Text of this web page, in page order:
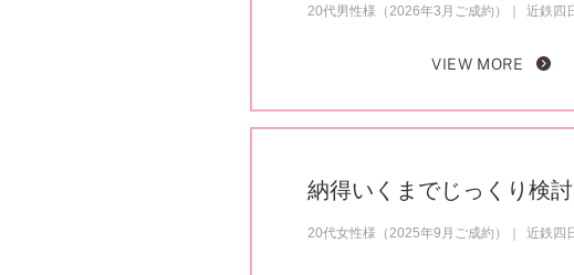
20代男性様（2026年3月ご成約） 近鉄四
VIEW MORE
納得いくまでじっくり検
20代女性様（2025年9月ご成約） 近鉄四